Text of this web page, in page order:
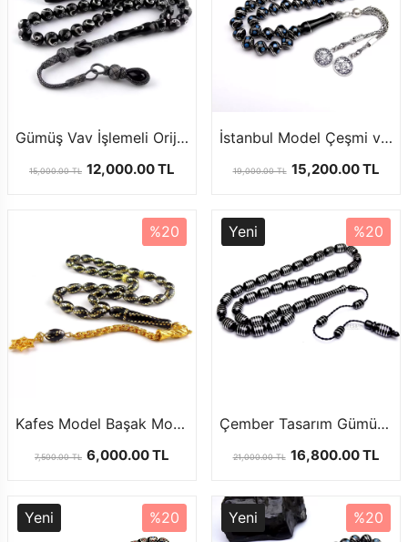
Gümüş Vav İşlemeli Orijinal Oltu Taşı Tesbih
15,000.00 TL 12,000.00 TL
İstanbul Model Çeşmi ve Firuze İşlemeli Oltutaşı Tesbih
19,000.00 TL 15,200.00 TL
%20
Kafes Model Başak Model Oltu Tesbih
7,500.00 TL 6,000.00 TL
Yeni %20
Çember Tasarım Gümüş İşlemeli Oltu Taşı Tesbih
21,000.00 TL 16,800.00 TL
Yeni %20 Yeni %20